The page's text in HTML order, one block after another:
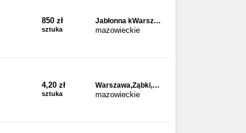
850 zł
sztuka
Jabłonna kWarsz…
mazowieckie
4,20 zł
sztuka
Warszawa,Ząbki,…
mazowieckie